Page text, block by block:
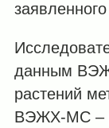
данным
растений
ВЭЖХ-МС –